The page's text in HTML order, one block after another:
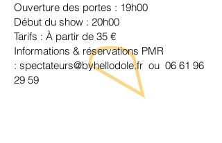
Ouverture des portes : 19h00
Début du show : 20h00
Tarifs : À partir de 35 €
Informations & réservations PMR
: spectateurs@byhellodole.fr ou 06 61 96
29 59